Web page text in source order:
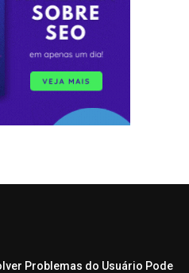
Problemas do Usuário Pode